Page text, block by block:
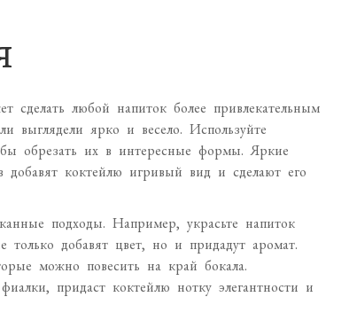
любой напиток более привлекательным
выглядели ярко и весело. Используйте
обрезать их в интересные формы. Яркие
коктейлю игривый вид и сделают его
подходы. Например, украсьте напиток
добавят цвет, но и придадут аромат.
можно повесить на край бокала.
придаст коктейлю нотку элегантности и